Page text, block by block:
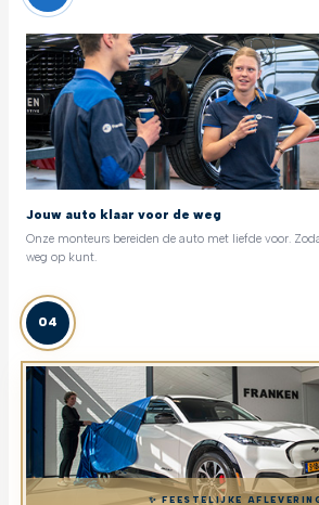
Jouw auto klaar voor de weg
Onze monteurs bereiden de auto met liefde voor.
weg op kunt.
04
✨ FEESTELIJKE